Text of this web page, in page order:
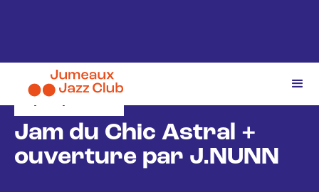
1/10/2025
Jam du Chic Astral +
ouverture par J.NUNN